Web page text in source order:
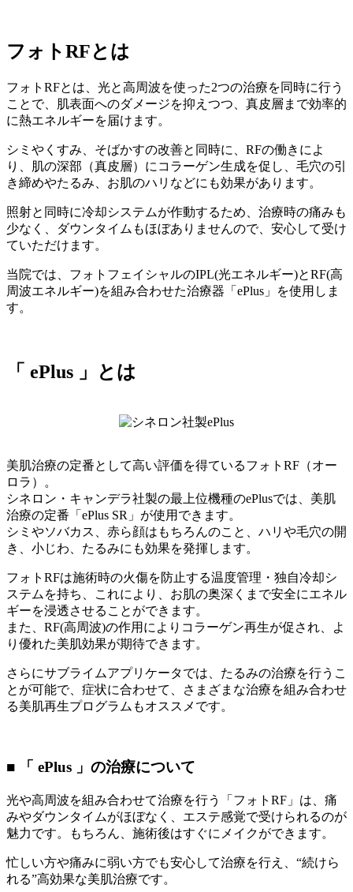
フォトRFとは
フォトRFとは、光と高周波を使った2つの治療を同時に行う
ことで、肌表面へのダメージを抑えつつ、真皮層まで効率的
に熱エネルギーを届けます。
シミやくすみ、そばかすの改善と同時に、RFの働きによ
り、肌の深部（真皮層）にコラーゲン生成を促し、毛穴の引
き締めやたるみ、お肌のハリなどにも効果があります。
照射と同時に冷却システムが作動するため、治療時の痛みも
少なく、ダウンタイムもほぼありませんので、安心して受け
ていただけます。
当院では、フォトフェイシャルのIPL(光エネルギー)とRF(高
周波エネルギー)を組み合わせた治療器「ePlus」を使用しま
す。
「 ePlus 」とは
美肌治療の定番として高い評価を得ているフォトRF（オー
ロラ）。
シネロン・キャンデラ社製の最上位機種のePlusでは、美肌
治療の定番「ePlus SR」が使用できます。
シミやソバカス、赤ら顔はもちろんのこと、ハリや毛穴の開
き、小じわ、たるみにも効果を発揮します。
フォトRFは施術時の火傷を防止する温度管理・独自冷却シ
ステムを持ち、これにより、お肌の奥深くまで安全にエネル
ギーを浸透させることができます。
また、RF(高周波)の作用によりコラーゲン再生が促され、よ
り優れた美肌効果が期待できます。
さらにサブライムアプリケータでは、たるみの治療を行うこ
とが可能で、症状に合わせて、さまざまな治療を組み合わせ
る美肌再生プログラムもオススメです。
■ 「 ePlus 」の治療について
光や高周波を組み合わせて治療を行う「フォトRF」は、痛
みやダウンタイムがほぼなく、エステ感覚で受けられるのが
魅力です。もちろん、施術後はすぐにメイクができます。
忙しい方や痛みに弱い方でも安心して治療を行え、“続けら
れる”高効果な美肌治療です。